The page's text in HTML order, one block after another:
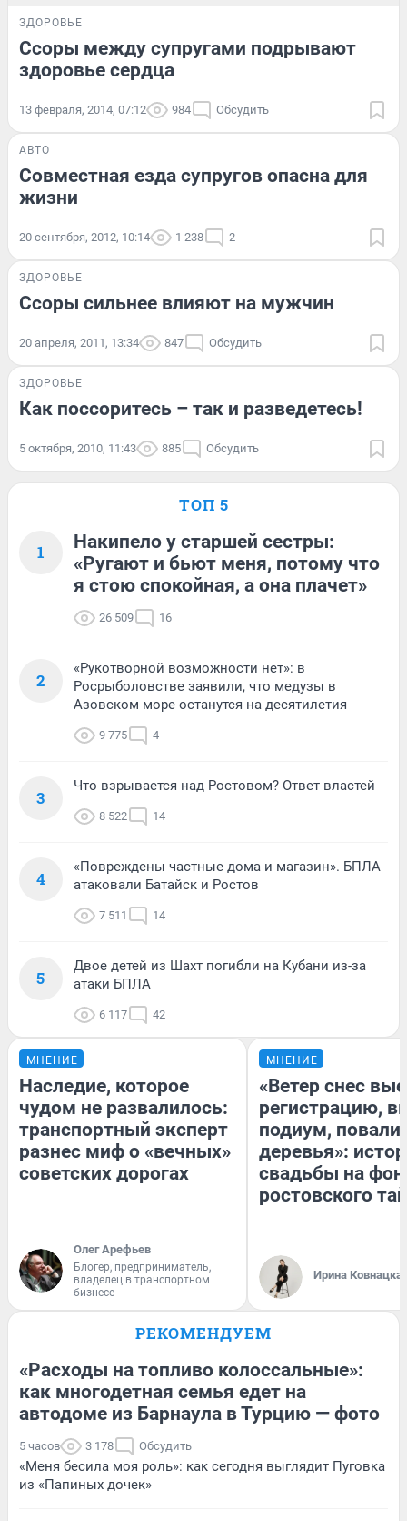
ЗДОРОВЬЕ
Ссоры между супругами подрывают
здоровье сердца
13 февраля, 2014, 07:12 984 Обсудить
АВТО
Совместная езда супругов опасна для
жизни
20 сентября, 2012, 10:14 1 238 2
ЗДОРОВЬЕ
Ссоры сильнее влияют на мужчин
20 апреля, 2011, 13:34 847 Обсудить
ЗДОРОВЬЕ
Как поссоритесь – так и разведетесь!
5 октября, 2010, 11:43 885 Обсудить
ТОП 5
1
Накипело у старшей сестры:
«Ругают и бьют меня, потому что
я стою спокойная, а она плачет»
26 509 16
2
«Рукотворной возможности нет»: в
Росрыболовстве заявили, что медузы в
Азовском море останутся на десятилетия
9 775 4
3
Что взрывается над Ростовом? Ответ властей
8 522 14
4
«Повреждены частные дома и магазин». БПЛА
атаковали Батайск и Ростов
7 511 14
5
Двое детей из Шахт погибли на Кубани из-за
атаки БПЛА
6 117 42
МНЕНИЕ
Наследие, которое
чудом не развалилось:
транспортный эксперт
разнес миф о «вечных»
советских дорогах
Олег Арефьев
Блогер, предприниматель,
владелец в транспортном
бизнесе
МНЕНИЕ
«Ветер снес
регистрацию,
подиум,
деревья»:
свадьбы на
ростовского
Ирина
РЕКОМЕНДУЕМ
«Расходы на топливо колоссальные»:
как многодетная семья едет на
автодоме из Барнаула в Турцию — фото
5 часов 3 178 Обсудить
«Меня бесила моя роль»: как сегодня выглядит Пуговка
из «Папиных дочек»